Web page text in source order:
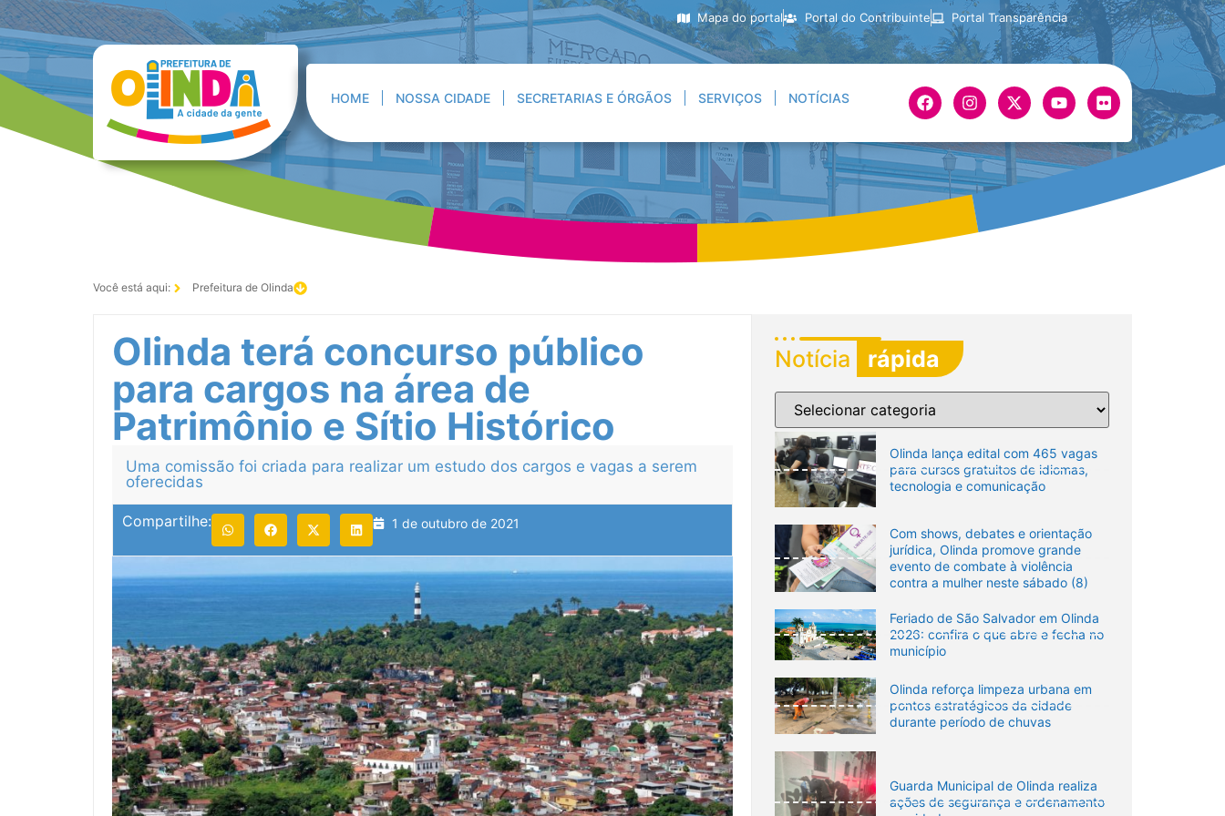
Mapa do portal Portal do Contribuinte Portal Transparência
HOME NOSSA CIDADE SECRETARIAS E ÓRGÃOS SERVIÇOS NOTÍCIAS
Você está aqui: Prefeitura de Olinda
Olinda terá concurso público
para cargos na área de
Patrimônio e Sítio Histórico
Uma comissão foi criada para realizar um estudo dos cargos e vagas a serem
oferecidas
Compartilhe: 1 de outubro de 2021
Notícia rápida
Olinda lança edital com 465 vagas
para cursos gratuitos de idiomas,
tecnologia e comunicação
Com shows, debates e orientação
jurídica, Olinda promove grande
evento de combate à violência
contra a mulher neste sábado (8)
Feriado de São Salvador em Olinda
2026: confira o que abre e fecha no
município
Olinda reforça limpeza urbana em
pontos estratégicos da cidade
durante período de chuvas
Guarda Municipal de Olinda realiza
ações de segurança e ordenamento